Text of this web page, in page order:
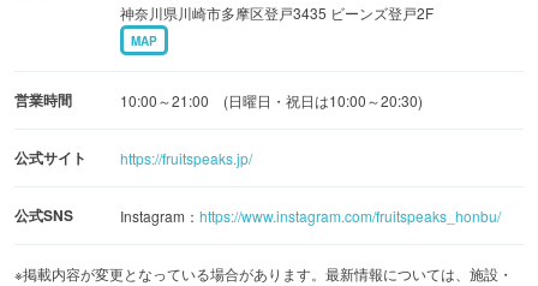
神奈川県川崎市多摩区登戸3435 ビーンズ登戸2F
MAP
営業時間 10:00～21:00 (日曜日・祝日は10:00～20:30)
公式サイト https://fruitspeaks.jp/
公式SNS Instagram： https://www.instagram.com/fruitspeaks_honbu/
※掲載内容が変更となっている場合があります。最新情報については、施設・